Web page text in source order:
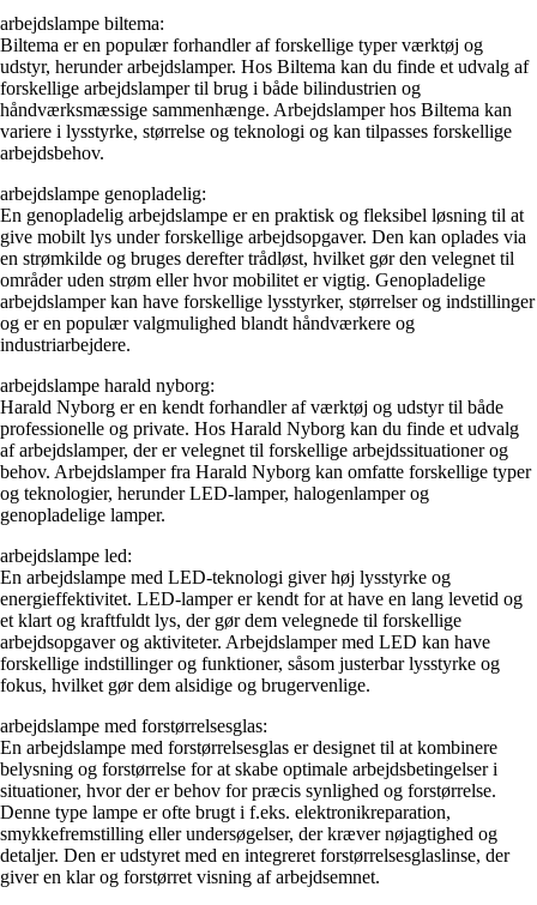
arbejdslampe biltema:
Biltema er en populær forhandler af forskellige typer værktøj og
udstyr, herunder arbejdslamper. Hos Biltema kan du finde et udvalg af
forskellige arbejdslamper til brug i både bilindustrien og
håndværksmæssige sammenhænge. Arbejdslamper hos Biltema kan
variere i lysstyrke, størrelse og teknologi og kan tilpasses forskellige
arbejdsbehov.
arbejdslampe genopladelig:
En genopladelig arbejdslampe er en praktisk og fleksibel løsning til at
give mobilt lys under forskellige arbejdsopgaver. Den kan oplades via
en strømkilde og bruges derefter trådløst, hvilket gør den velegnet til
områder uden strøm eller hvor mobilitet er vigtig. Genopladelige
arbejdslamper kan have forskellige lysstyrker, størrelser og indstillinger
og er en populær valgmulighed blandt håndværkere og
industriarbejdere.
arbejdslampe harald nyborg:
Harald Nyborg er en kendt forhandler af værktøj og udstyr til både
professionelle og private. Hos Harald Nyborg kan du finde et udvalg
af arbejdslamper, der er velegnet til forskellige arbejdssituationer og
behov. Arbejdslamper fra Harald Nyborg kan omfatte forskellige typer
og teknologier, herunder LED-lamper, halogenlamper og
genopladelige lamper.
arbejdslampe led:
En arbejdslampe med LED-teknologi giver høj lysstyrke og
energieffektivitet. LED-lamper er kendt for at have en lang levetid og
et klart og kraftfuldt lys, der gør dem velegnede til forskellige
arbejdsopgaver og aktiviteter. Arbejdslamper med LED kan have
forskellige indstillinger og funktioner, såsom justerbar lysstyrke og
fokus, hvilket gør dem alsidige og brugervenlige.
arbejdslampe med forstørrelsesglas:
En arbejdslampe med forstørrelsesglas er designet til at kombinere
belysning og forstørrelse for at skabe optimale arbejdsbetingelser i
situationer, hvor der er behov for præcis synlighed og forstørrelse.
Denne type lampe er ofte brugt i f.eks. elektronikreparation,
smykkefremstilling eller undersøgelser, der kræver nøjagtighed og
detaljer. Den er udstyret med en integreret forstørrelsesglaslinse, der
giver en klar og forstørret visning af arbejdsemnet.